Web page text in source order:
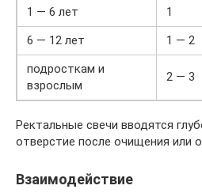
1 — 6 лет
1
6 — 12 лет
1 — 2
подросткам и
взрослым
2 — 3
Ректальные свечи вводятся
отверстие после очищения или
Взаимодействие